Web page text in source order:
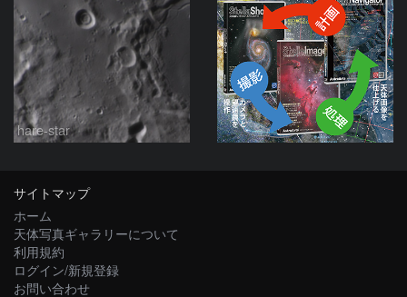
hare-star
サイトマップ
ホーム
天体写真ギャラリーについて
利用規約
ログイン/新規登録
お問い合わせ